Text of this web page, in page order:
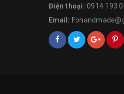
Điện thoại: 0914 193
Email: